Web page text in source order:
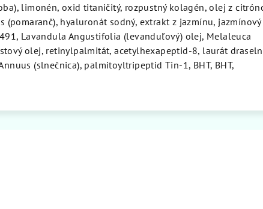
limonén, oxid titaničitý, rozpustný kolagén, olej z
(pomaranč), hyaluronát sodný, extrakt z jazmínu, jazmínový
Lavandula Angustifolia (levanduľový) olej, Melaleuca
olej, retinylpalmitát, acetylhexapeptid-8, laurát
(slnečnica), palmitoyltripeptid Tin-1, BHT, BHT,